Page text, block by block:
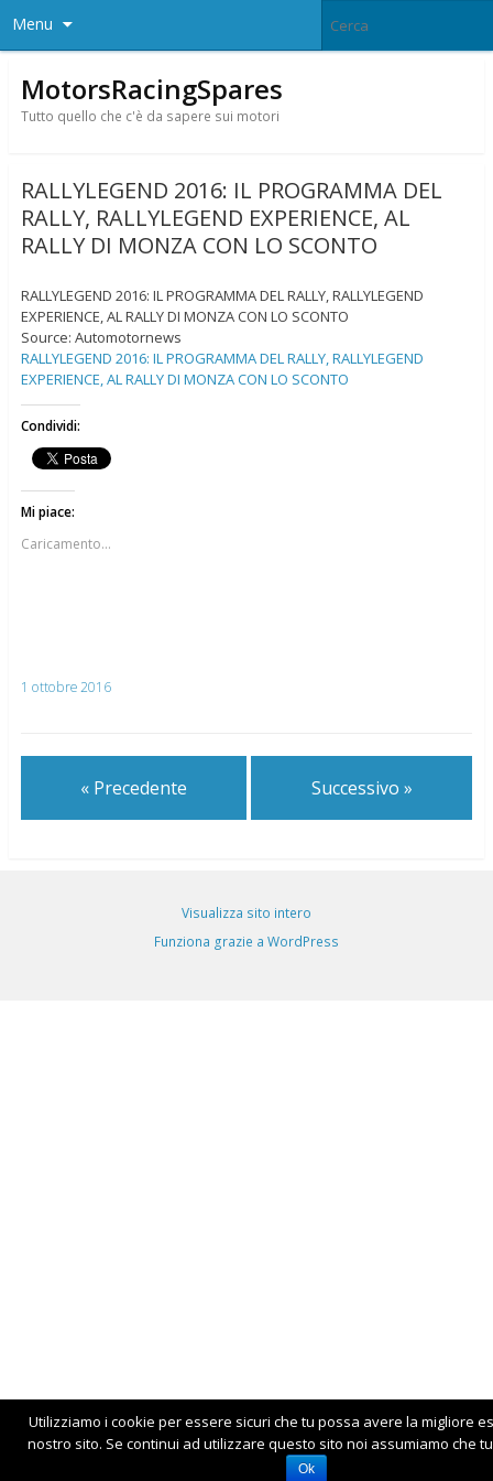
Menu
MotorsRacingSpares
Tutto quello che c'è da sapere sui motori
RALLYLEGEND 2016: IL PROGRAMMA DEL
RALLY, RALLYLEGEND EXPERIENCE, AL
RALLY DI MONZA CON LO SCONTO
RALLYLEGEND 2016: IL PROGRAMMA DEL RALLY, RALLYLEGEND
EXPERIENCE, AL RALLY DI MONZA CON LO SCONTO
Source: Automotornews
RALLYLEGEND 2016: IL PROGRAMMA DEL RALLY, RALLYLEGEND
EXPERIENCE, AL RALLY DI MONZA CON LO SCONTO
Condividi:
Mi piace:
Caricamento...
1 ottobre 2016
« Precedente Successivo »
Visualizza sito intero
Funziona grazie a WordPress
Utilizziamo i cookie per essere sicuri che tu possa avere la migliore
nostro sito. Se continui ad utilizzare questo sito noi assumiamo che
Ok